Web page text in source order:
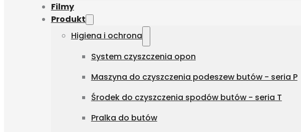
Filmy
Produkt
Higiena i ochrona
System czyszczenia opon
Maszyna do czyszczenia podeszew butów - seria P
Środek do czyszczenia spodów butów - seria T
Pralka do butów